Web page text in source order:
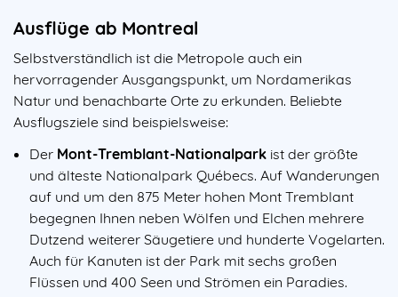
Ausflüge ab Montreal
Selbstverständlich ist die Metropole auch ein
hervorragender Ausgangspunkt, um Nordamerikas
Natur und benachbarte Orte zu erkunden. Beliebte
Ausflugsziele sind beispielsweise:
Der Mont-Tremblant-Nationalpark ist der größte
und älteste Nationalpark Québecs. Auf Wanderungen
auf und um den 875 Meter hohen Mont Tremblant
begegnen Ihnen neben Wölfen und Elchen mehrere
Dutzend weiterer Säugetiere und hunderte Vogelarten.
Auch für Kanuten ist der Park mit sechs großen
Flüssen und 400 Seen und Strömen ein Paradies.